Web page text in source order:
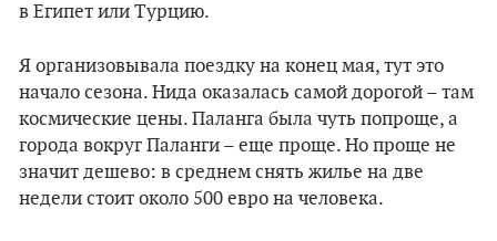
в Египет или Турцию.
Я организовывала поездку на конец мая, тут это
начало сезона. Нида оказалась самой дорогой – там
космические цены. Паланга была чуть попроще, а
города вокруг Паланги – еще проще. Но проще не
значит дешево: в среднем снять жилье на две
недели стоит около 500 евро на человека.